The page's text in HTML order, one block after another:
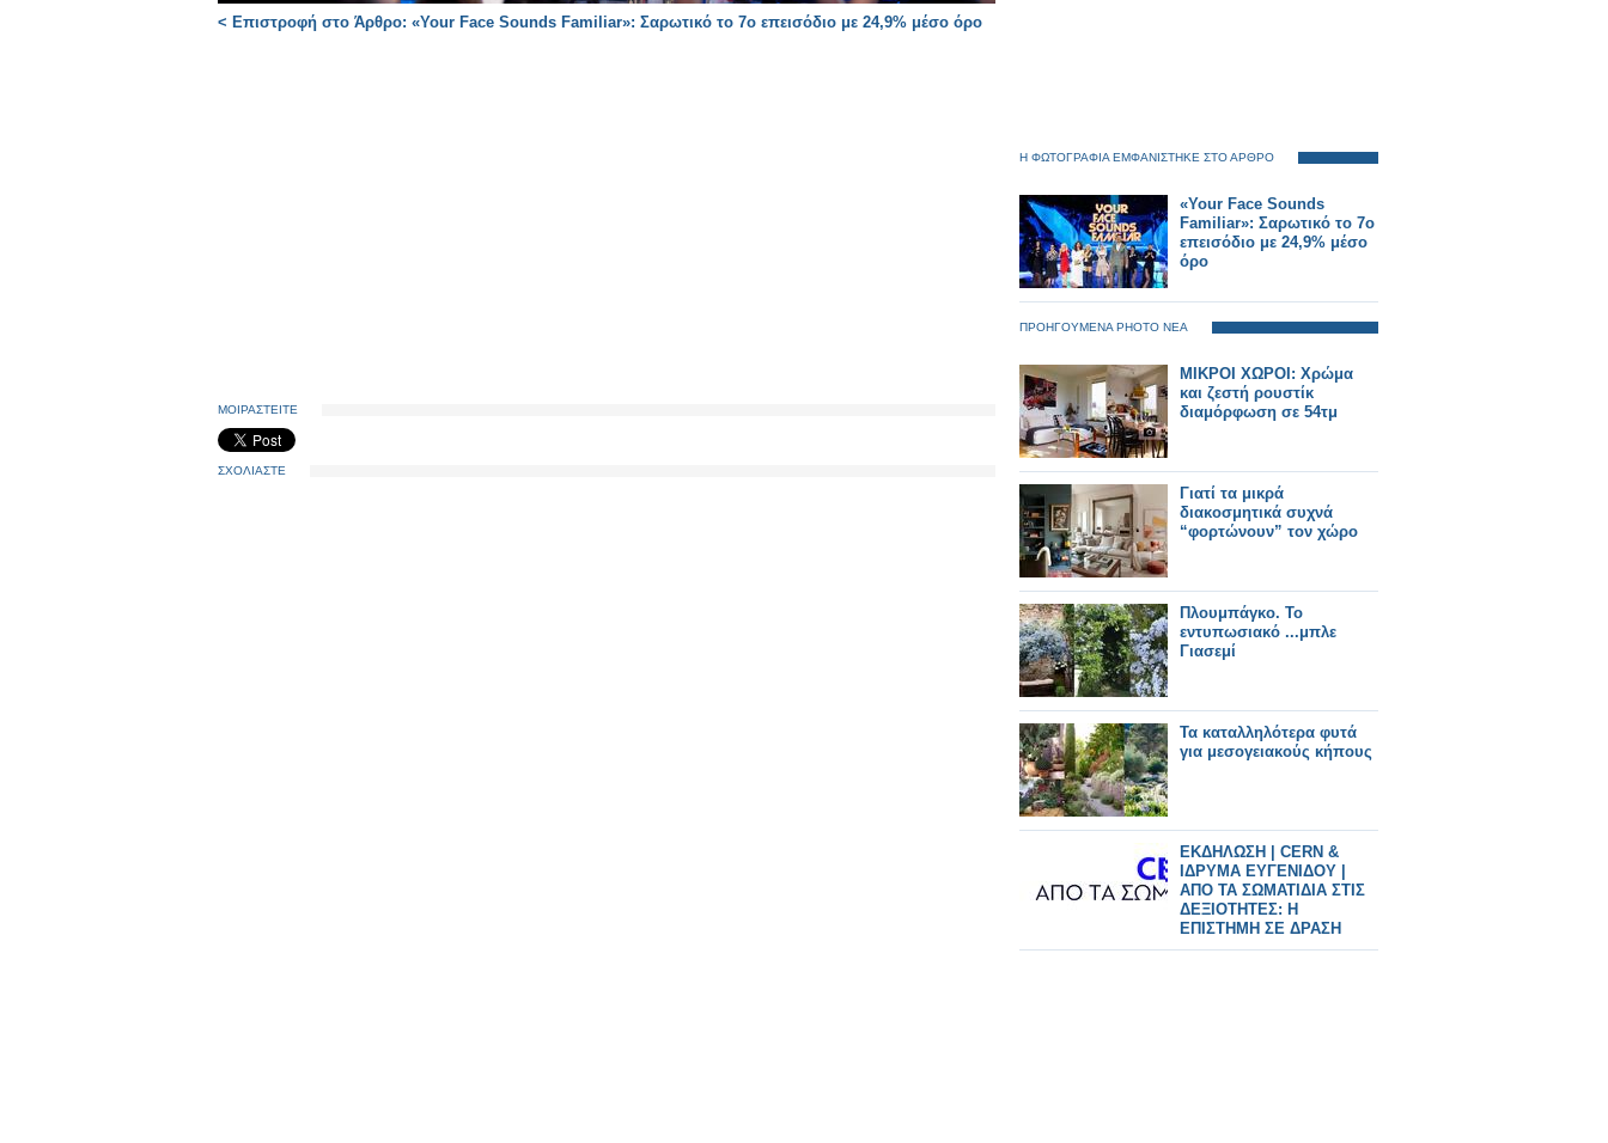
< Επιστροφή στο Άρθρο: «Your Face Sounds Familiar»: Σαρωτικό το 7ο επεισόδιο με 24,9% μέσο όρο
ΜΟΙΡΑΣΤΕΙΤΕ
ΣΧΟΛΙΑΣΤΕ
Η ΦΩΤΟΓΡΑΦΙΑ ΕΜΦΑΝΙΣΤΗΚΕ ΣΤΟ ΑΡΘΡΟ
«Your Face Sounds
Familiar»: Σαρωτικό το 7ο
επεισόδιο με 24,9% μέσο
όρο
ΠΡΟΗΓΟΥΜΕΝΑ PHOTO ΝΕΑ
ΜΙΚΡΟΙ ΧΩΡΟΙ: Χρώμα
και ζεστή ρουστίκ
διαμόρφωση σε 54τμ
Γιατί τα μικρά
διακοσμητικά συχνά
“φορτώνουν” τον χώρο
Πλουμπάγκο. Το
εντυπωσιακό ...μπλε
Γιασεμί
Τα καταλληλότερα φυτά
για μεσογειακούς κήπους
ΕΚΔΗΛΩΣΗ | CERN &
ΙΔΡΥΜΑ ΕΥΓΕΝΙΔΟΥ |
ΑΠΟ ΤΑ ΣΩΜΑΤΙΔΙΑ ΣΤΙΣ
ΔΕΞΙΟΤΗΤΕΣ: Η
ΕΠΙΣΤΗΜΗ ΣΕ ΔΡΑΣΗ